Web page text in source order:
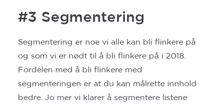
#3 Segmentering
Segmentering er noe vi alle kan bli flinkere på
og som vi er nødt til å bli flinkere på i 2018.
Fordelen med å bli flinkere med
segmenteringen er at du kan målrette innhold
bedre. Jo mer vi klarer å segmentere listene